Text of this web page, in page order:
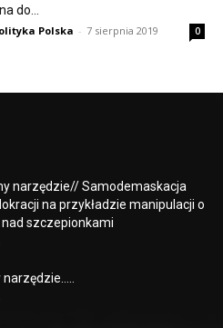
do...
Polska - 7 sierpnia 2019 0
narzędzie// Samodemaskacja
na przykładzie manipulacji o
nad szczepionkami